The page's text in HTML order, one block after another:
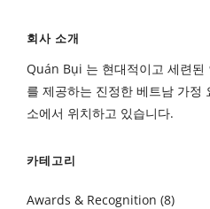
회사 소개
Quán Bụi 는 현대적이고 세련된
를 제공하는 진정한 베트남 가정
소에서 위치하고 있습니다.
카테고리
Awards & Recognition (8)